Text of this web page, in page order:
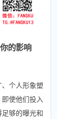
的影响
个人形象塑
使他们投入
够的曝光和